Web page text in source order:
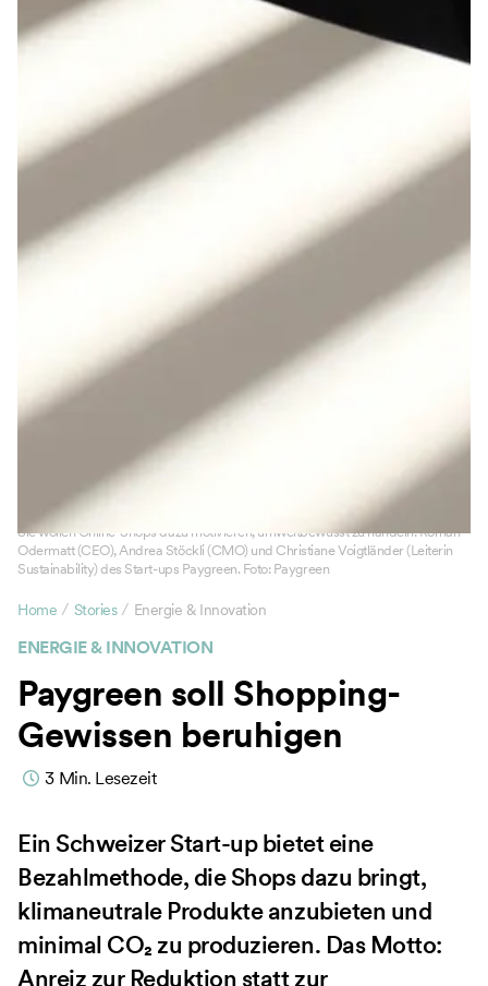
Sie wollen Online-Shops dazu motivieren, umweltbewusst zu handeln: Roman
Odermatt (CEO), Andrea Stöckli (CMO) und Christiane Voigtländer (Leiterin
Sustainability) des Start-ups Paygreen. Foto: Paygreen
ENERGIE & INNOVATION
Home / Stories / Energie & Innovation
Paygreen soll Shopping-
Gewissen beruhigen
3 Min. Lesezeit
Ein Schweizer Start-up bietet eine
Bezahlmethode, die Shops dazu bringt,
klimaneutrale Produkte anzubieten und
minimal CO₂ zu produzieren. Das Motto:
Anreiz zur Reduktion statt zur